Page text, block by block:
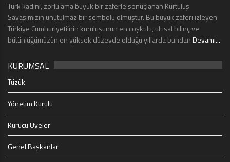
Türk kadını, zorlu ama büyük bir zaferle sonuçlanan Kurtuluş
Savaşımızın unutulmaz bir sembolü olmuştur. Bu büyük zaferi izleyen
Türkiye Cumhuriyeti’nin kuruluşunun en coşkulu, ulusal bilinç ve
bütünlüğümüzün en yüksek düzeyde olduğu yıllarda bundanDevamı...
KURUMSAL
Tüzük
Yönetim Kurulu
Kurucu Üyeler
Genel Başkanlar